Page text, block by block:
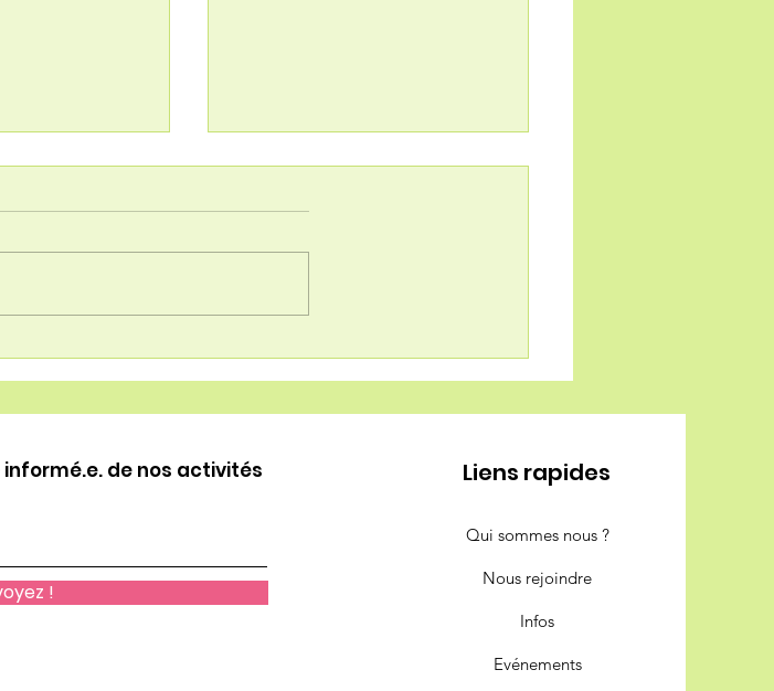
Harmoniser les cantines
du Bas-Armagnac
de nos activités
!
Liens rapides
Qui sommes nous ?
Nous rejoindre
Infos
Evénements